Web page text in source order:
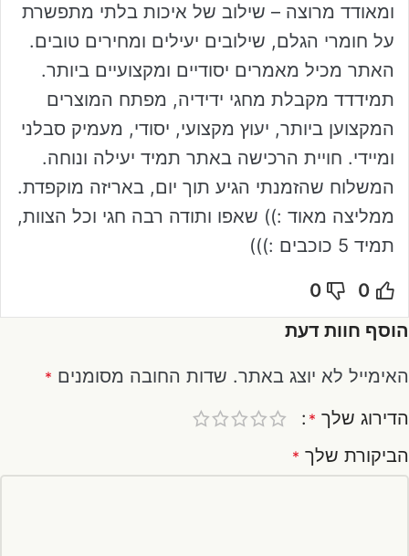
ומאודד מרוצה – שילוב של איכות בלתי מתפשרת
על חומרי הגלם, שילובים יעילים ומחירים טובים.
האתר מכיל מאמרים יסודיים ומקצועיים ביותר.
תמידדד מקבלת מחגי ידידיה, מפתח המוצרים
המקצוען ביותר, יעוץ מקצועי, יסודי, מעמיק סבלני
ומיידי. חויית הרכישה באתר תמיד יעילה ונוחה.
המשלוח שהזמנתי הגיע תוך יום, באריזה מוקפדת.
ממליצה מאוד :)) שאפו ותודה רבה חגי וכל הצוות,
תמיד 5 כוכבים :)))
0
0
הוסף חוות דעת
האימייל לא יוצג באתר. שדות החובה מסומנים *
הדירוג שלך *
הביקורת שלך *